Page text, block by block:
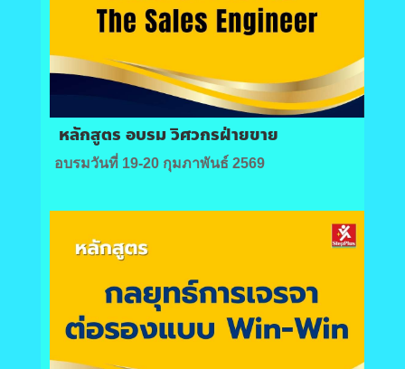
หลักสูตร อบรม วิศวกรฝ่ายขาย
อบรมวันที่ 19-20 กุมภาพันธ์ 2569